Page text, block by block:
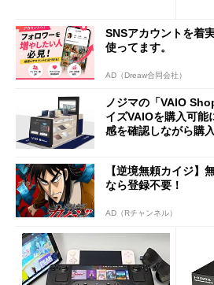
SNSアカウントを着
使ってます。
AD（Dreaw合同会社）
ノジマの「VAIO
イズVAIOを購入可
感を確認しながら購
【逆境無頼カイジ】
なら登録不要！
AD（Rチャンネル）